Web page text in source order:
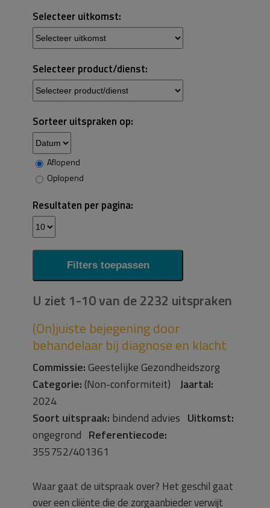
Selecteer uitkomst:
Selecteer product/dienst:
Sorteer uitspraken op:
Aflopend
Oplopend
Resultaten per pagina:
U ziet 1-10van de 2232 uitspraken
(On)juiste bejegening door
behandelaar bij diagnose en klacht
Commissie:Geestelijke Gezondheidszorg
Categorie:(Non-conformiteit) Jaartal:
2024
Soort uitspraak: bindend advies Uitkomst:
ongegrond Referentiecode:
355752/401361
Waar gaat de uitspraak over? Het geschil gaat
over een cliënte die de zorgaanbieder verwijt